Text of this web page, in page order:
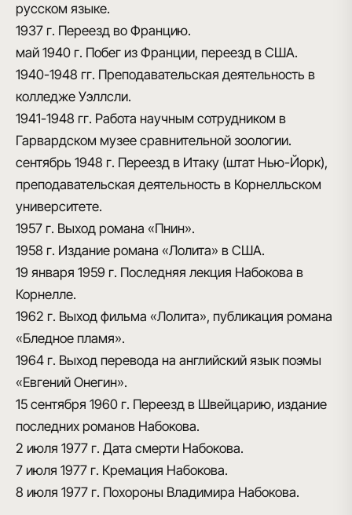
русском языке.
1937 г. Переезд во Францию.
май 1940 г. Побег из Франции, переезд в США.
1940-1948 гг. Преподавательская деятельность в
колледже Уэллсли.
1941-1948 гг. Работа научным сотрудником в
Гарвардском музее сравнительной зоологии.
сентябрь 1948 г. Переезд в Итаку (штат Нью-Йорк),
преподавательская деятельность в Корнелльском
университете.
1957 г. Выход романа «Пнин».
1958 г. Издание романа «Лолита» в США.
19 января 1959 г. Последняя лекция Набокова в
Корнелле.
1962 г. Выход фильма «Лолита», публикация романа
«Бледное пламя».
1964 г. Выход перевода на английский язык поэмы
«Евгений Онегин».
15 сентября 1960 г. Переезд в Швейцарию, издание
последних романов Набокова.
2 июля 1977 г. Дата смерти Набокова.
7 июля 1977 г. Кремация Набокова.
8 июля 1977 г. Похороны Владимира Набокова.